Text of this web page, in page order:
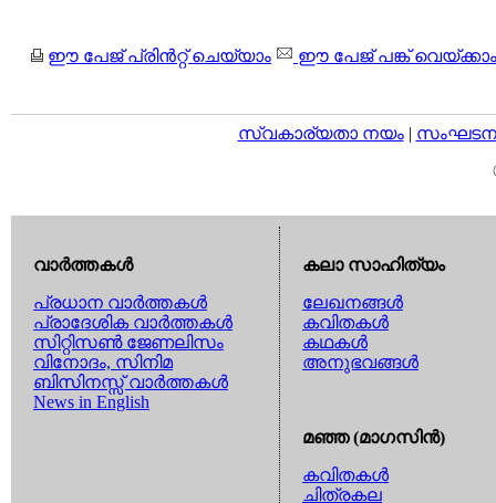
ഈ പേജ് പ്രിന്‍റ്റ് ചെയ്യാം ഈ പേജ് പങ്ക് വെയ്ക്കാം
സ്വകാര്യതാ നയം|
വാര്‍ത്തകള്‍
പ്രധാന വാര്‍ത്തകള്‍
പ്രാദേശിക വാര്‍ത്തകള്‍
സിറ്റിസണ്‍ ജേണലിസം
വിനോദം, സിനിമ
ബിസിനസ്സ് വാര്‍ത്തകള്‍
News in English
കലാ സാഹിത്യം
ലേഖനങ്ങള്‍
കവിതകള്‍
കഥകള്‍
അനുഭവങ്ങള്‍
മഞ്ഞ (മാഗസിന്‍)
കവിതകള്‍
ചിത്രകല